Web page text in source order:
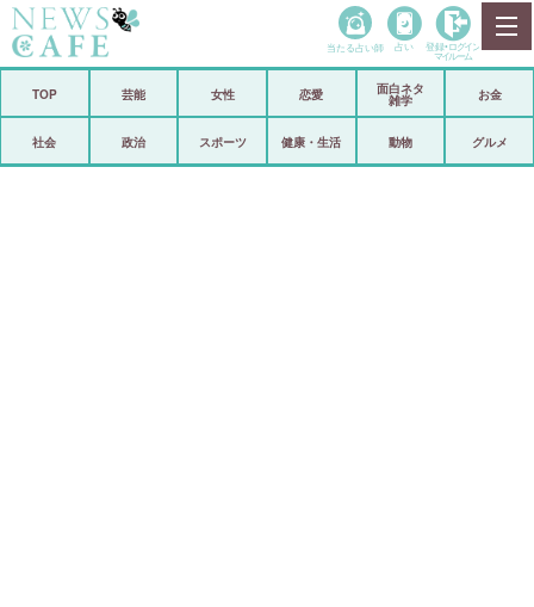
政治
当たる占い師 占い 登録• ログイン
マイルーム
TOP 芸能 女性 恋愛
面白ネタ
雑学
お金
社会 政治 スポーツ 健康・生活 動物 グルメ